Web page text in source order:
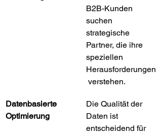
B2B-Kunden
suchen
strategische
Partner, die ihre
speziellen
Herausforderungen
verstehen.
Datenbasierte
Optimierung
Die Qualität der
Daten ist
entscheidend für